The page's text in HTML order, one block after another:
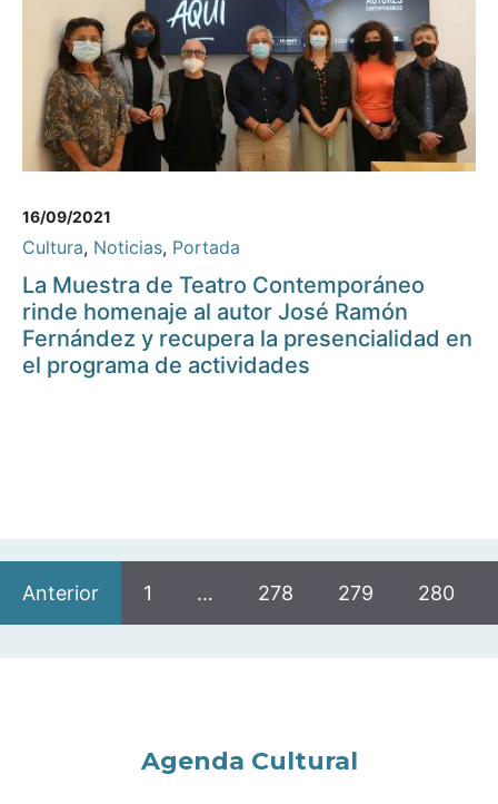
16/09/2021
Cultura, Noticias, Portada
La Muestra de Teatro Contemporáneo
rinde homenaje al autor José Ramón
Fernández y recupera la presencialidad en
el programa de actividades
Anterior 1 … 278 279 280
Agenda Cultural